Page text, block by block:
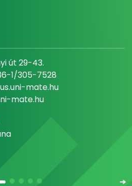
út 29-43.
1/305-7528
mate.hu
mate.hu